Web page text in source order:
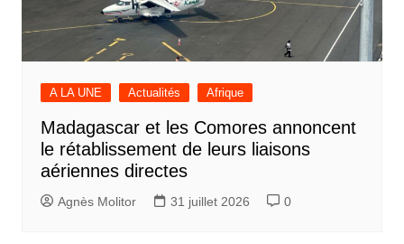
A LA UNE Actualités Afrique
Madagascar et les Comores annoncent
le rétablissement de leurs liaisons
aériennes directes
Agnès Molitor 31 juillet 2026 0